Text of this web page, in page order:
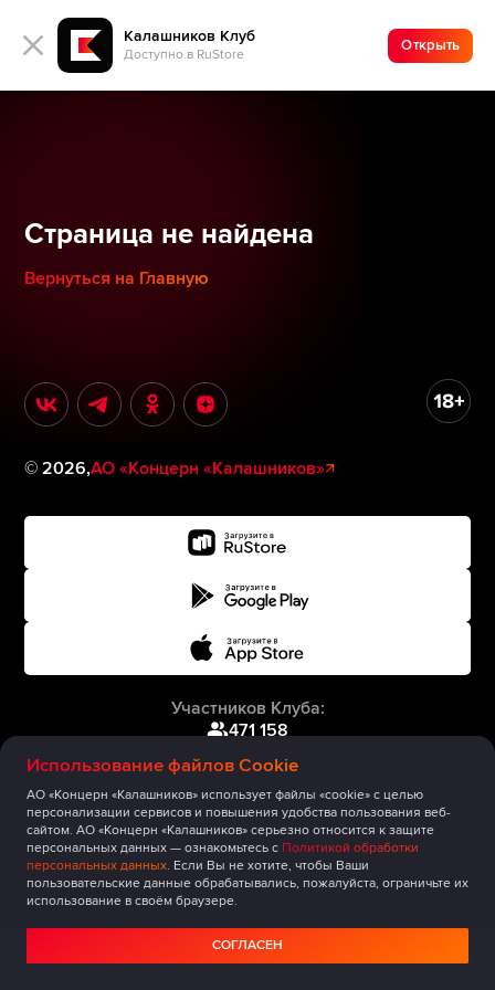
Калашников Клуб
Доступно в RuStore
Открыть
Использование файлов Cookie
АО «Концерн «Калашников» использует файлы «cookie» с целью
персонализации сервисов и повышения удобства пользования веб-
сайтом. АО «Концерн «Калашников» серьезно относится к защите
персональных данных — ознакомьтесь с Политикой обработки
персональных данных. Если Вы не хотите, чтобы Ваши
пользовательские данные обрабатывались, пожалуйста, ограничьте их
использование в своём браузере.
СОГЛАСЕН
Страница не найдена
Вернуться на Главную
©2026,АО «Концерн «Калашников»
Участников Клуба:
471 158